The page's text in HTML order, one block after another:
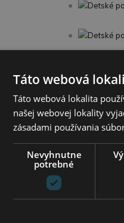
Detské
Detské
Detská
Táto webová
Táto webová lokalita
našej webovej lokality
zásadami používania
Nevyhnutne
potrebné